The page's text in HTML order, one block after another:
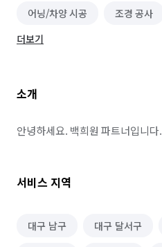
어닝/차양 시공 조경 공사
가구 조립/설치
인조잔디 시공
데크 시공 대형천막 시공
체육시설/운동기구 설치
더보기
소개
안녕하세요. 백희원 파트너입니다.
서비스 지역
대구 남구 대구 달서구